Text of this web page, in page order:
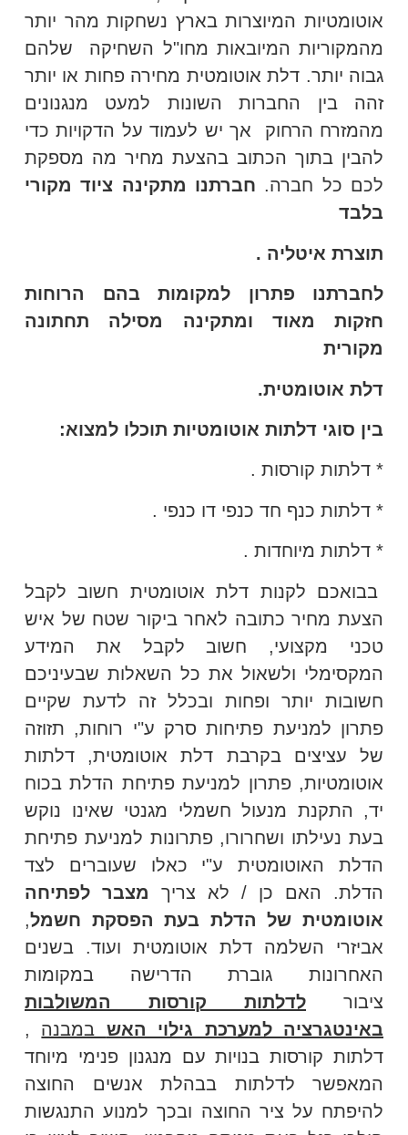
אוטומטיות המיוצרות בארץ נשחקות מהר יותר
מהמקוריות המיובאות מחו"ל השחיקה שלהם
גבוה יותר. דלת אוטומטית מחירה פחות או יותר
זהה בין החברות השונות למעט מנגנונים
מהמזרח הרחוק אך יש לעמוד על הדקויות כדי
להבין בתוך הכתוב בהצעת מחיר מה מספקת
לכם כל חברה. חברתנו מתקינה ציוד מקורי
בלבד
תוצרת איטליה .
לחברתנו פתרון למקומות בהם הרוחות
חזקות מאוד ומתקינה מסילה תחתונה
מקורית
דלת אוטומטית.
בין סוגי דלתות אוטומטיות תוכלו למצוא:
* דלתות קורסות .
* דלתות כנף חד כנפי דו כנפי .
* דלתות מיוחדות .
בבואכם לקנות דלת אוטומטית חשוב לקבל
הצעת מחיר כתובה לאחר ביקור שטח של איש
טכני מקצועי, חשוב לקבל את המידע
המקסימלי ולשאול את כל השאלות שבעיניכם
חשובות יותר ופחות ובכלל זה לדעת שקיים
פתרון למניעת פתיחות סרק ע"י רוחות, תזוזה
של עציצים בקרבת דלת אוטומטית, דלתות
אוטומטיות, פתרון למניעת פתיחת הדלת בכוח
יד, התקנת מנעול חשמלי מגנטי שאינו נוקש
בעת נעילתו ושחרורו, פתרונות למניעת פתיחת
הדלת האוטומטית ע"י כאלו שעוברים לצד
הדלת. האם כן / לא צריך
מצבר לפתיחה
אוטומטית של הדלת בעת הפסקת חשמל,
אביזרי השלמה דלת אוטומטית ועוד. בשנים
האחרונות גוברת הדרישה במקומות
ציבור
לדלתות קורסות המשולבות
באינטגרציה למערכת גילוי האשבמבנה,
דלתות קורסות בנויות עם מנגנון פנימי מיוחד
המאפשר לדלתות בבהלת אנשים החוצה
להיפתח על ציר החוצה ובכך למנוע התנגשות